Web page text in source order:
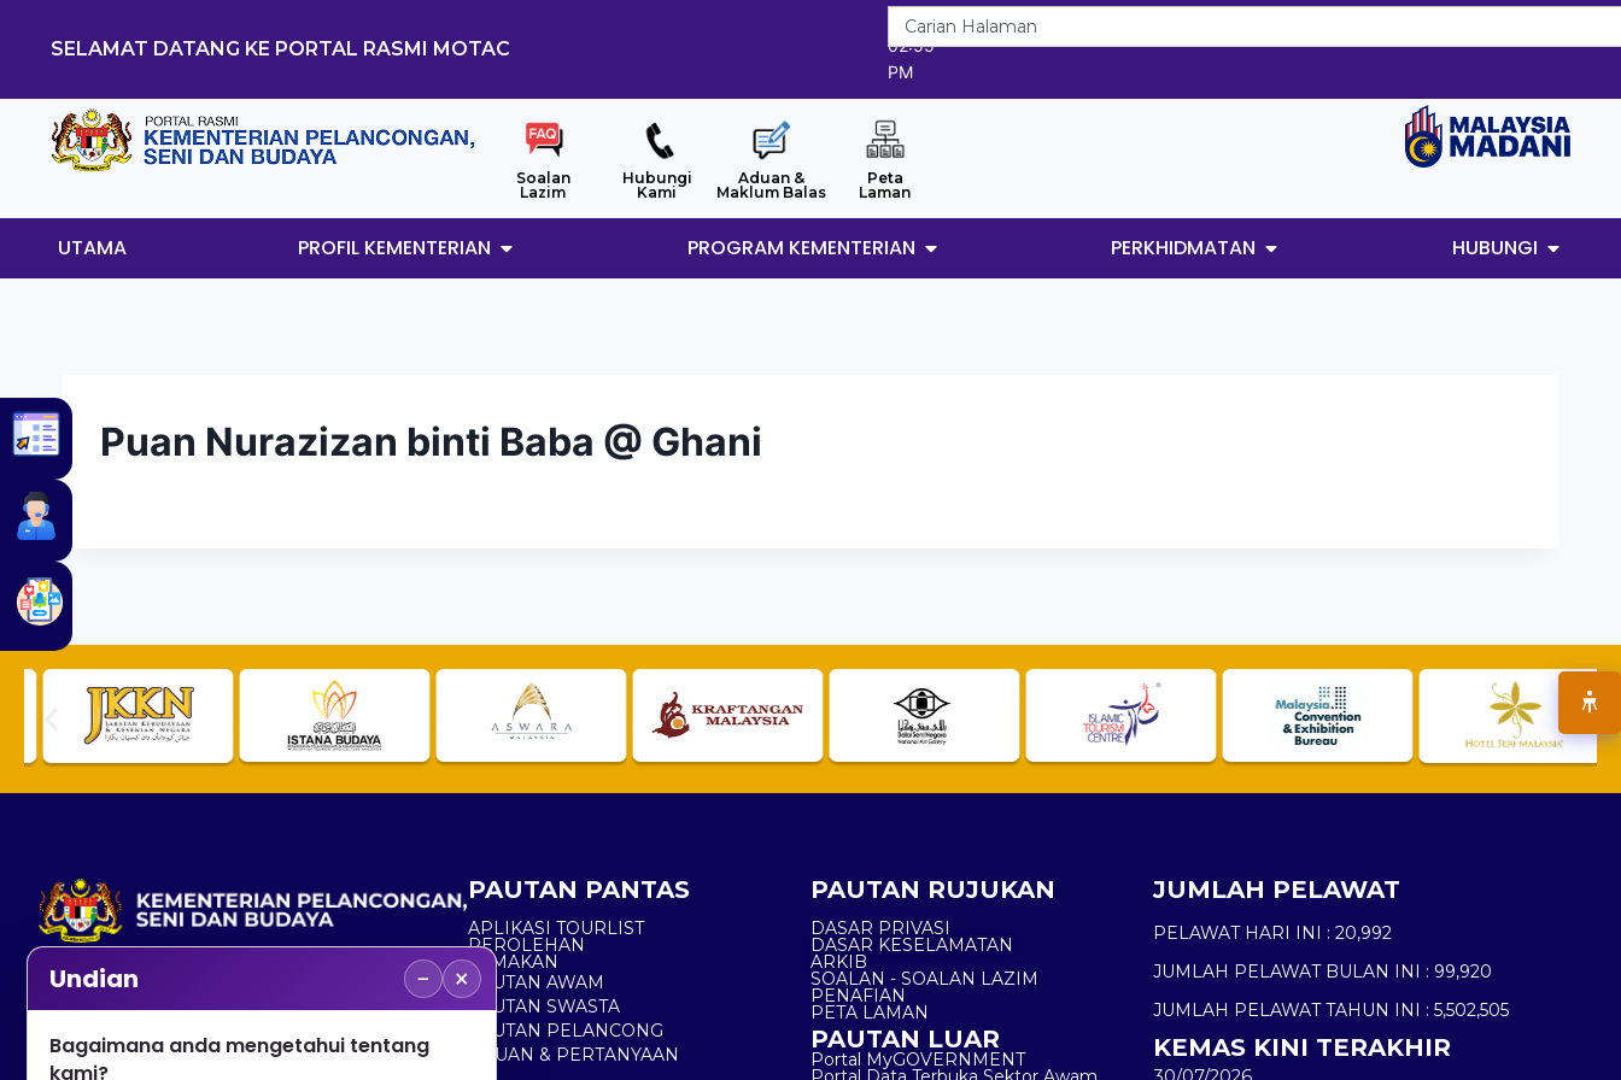
SELAMAT DATANG KE PORTAL RASMI MOTAC
6/8/2026
02:55
PM
Soalan
Lazim
Hubungi
Kami
Aduan &
Maklum Balas
Peta
Laman
UTAMA PROFIL KEMENTERIAN PROGRAM KEMENTERIAN PERKHIDMATAN HUBUNGI
Puan Nurazizan binti Baba @ Ghani
No. 2, Menara 1, Jalan P5/6, Presint 5,
+603 8000 8000
PAUTAN PANTAS
APLIKASI TOURLIST
PEROLEHAN
SEMAKAN
PAUTAN AWAM
PAUTAN SWASTA
PAUTAN PELANCONG
ADUAN & PERTANYAAN
PAUTAN RUJUKAN
DASAR PRIVASI
DASAR KESELAMATAN
ARKIB
SOALAN - SOALAN LAZIM
PENAFIAN
PETA LAMAN
PAUTAN LUAR
Portal MyGOVERNMENT
JUMLAH PELAWAT
PELAWAT HARI INI : 20,992
JUMLAH PELAWAT BULAN INI : 99,920
JUMLAH PELAWAT TAHUN INI : 5,502,505
KEMAS KINI TERAKHIR
Undian − ×
Bagaimana anda mengetahui tentang
kami?